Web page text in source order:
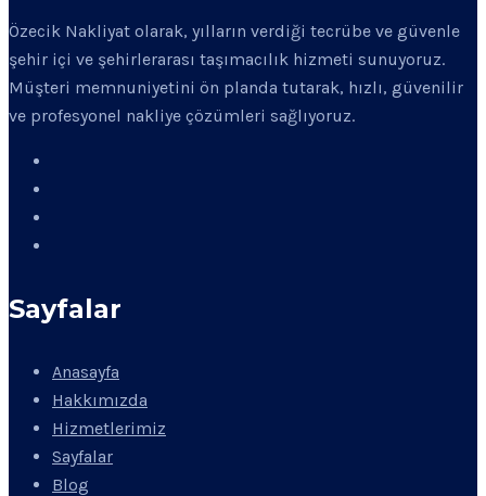
Özecik Nakliyat olarak, yılların verdiği tecrübe ve güvenle
şehir içi ve şehirlerarası taşımacılık hizmeti sunuyoruz.
Müşteri memnuniyetini ön planda tutarak, hızlı, güvenilir
ve profesyonel nakliye çözümleri sağlıyoruz.
Sayfalar
Anasayfa
Hakkımızda
Hizmetlerimiz
Sayfalar
Blog